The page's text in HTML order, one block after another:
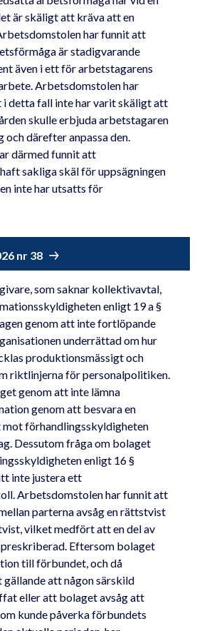
är skäligt att kräva att en
har funnit att
är stadigvarande
även i ett för arbetstagarens
Arbetsdomstolen har
detta fall inte har varit skäligt att
skulle erbjuda arbetstagaren
och därefter anpassa den.
därmed funnit att
sakliga skäl för uppsägningen
inte har utsatts för
nr 38
som saknar kollektivavtal,
enligt 19 a §
genom att inte fortlöpande
underrättad om hur
produktionsmässigt och
riktlinjerna för personalpolitiken.
genom att inte lämna
genom att besvara en
förhandlingsskyldigheten
Dessutom fråga om bolaget
enligt 16 §
inte justera ett
Arbetsdomstolen har funnit att
parterna avsåg en rättstvist
vilket medfört att en del av
Eftersom bolaget
till förbundet, och då
att någon särskild
eller att bolaget avsåg att
kunde påverka förbundets